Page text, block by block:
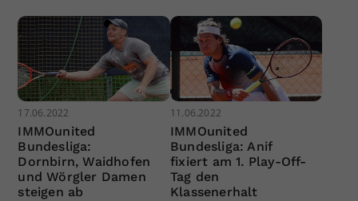
17.06.2022
IMMOunited
Bundesliga:
Dornbirn, Waidhofen
und Wörgler Damen
steigen ab
11.06.2022
IMMOunited
Bundesliga: Anif
fixiert am 1. Play-Off-
Tag den
Klassenerhalt